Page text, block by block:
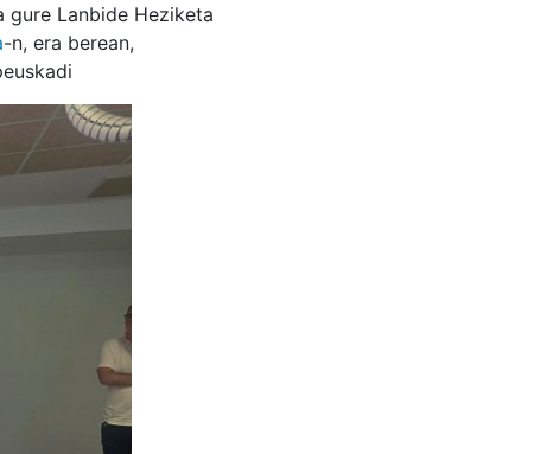
gure Lanbide Heziketa
-n, era berean,